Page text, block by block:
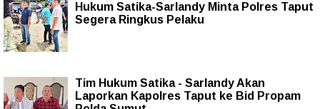
Hukum Satika-Sarlandy Minta Polres Taput
Segera Ringkus Pelaku
Tim Hukum Satika - Sarlandy Akan
Laporkan Kapolres Taput ke Bid Propam